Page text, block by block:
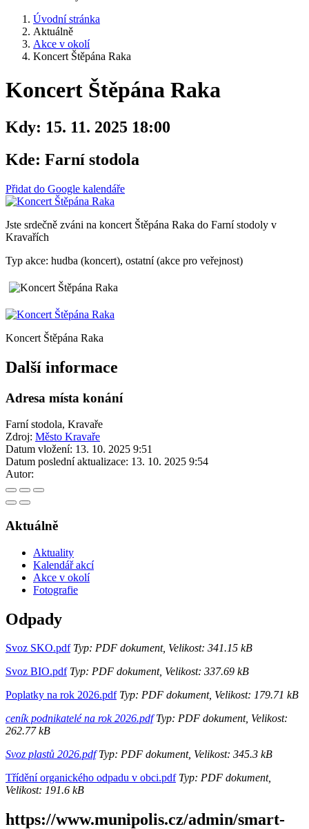
Úvodní stránka
Aktuálně
Akce v okolí
Koncert Štěpána Raka
Koncert Štěpána Raka
Kdy: 15. 11. 2025 18:00
Kde: Farní stodola
Přidat do Google kalendáře
Jste srdečně zváni na koncert Štěpána Raka do Farní stodoly v
Kravařích
Typ akce: hudba (koncert), ostatní (akce pro veřejnost)
Koncert Štěpána Raka
Další informace
Adresa místa konání
Farní stodola, Kravaře
Zdroj: Město Kravaře
Datum vložení: 13. 10. 2025 9:51
Datum poslední aktualizace: 13. 10. 2025 9:54
Autor:
Aktuálně
Aktuality
Kalendář akcí
Akce v okolí
Fotografie
Odpady
Svoz SKO.pdfTyp: PDF dokument, Velikost: 341.15 kB
Svoz BIO.pdfTyp: PDF dokument, Velikost: 337.69 kB
Poplatky na rok 2026.pdfTyp: PDF dokument, Velikost: 179.71 kB
ceník podnikatelé na rok 2026.pdfTyp: PDF dokument, Velikost:
262.77 kB
Svoz plastů 2026.pdfTyp: PDF dokument, Velikost: 345.3 kB
Třídění organického odpadu v obci.pdfTyp: PDF dokument,
Velikost: 191.6 kB
https://www.munipolis.cz/admin/smart-